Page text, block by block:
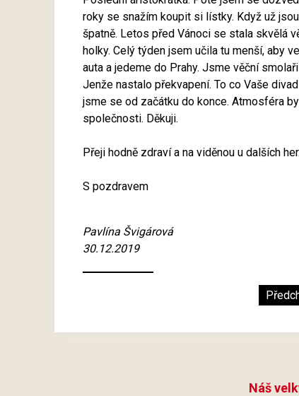
roky se snažím koupit si lístky. Když už
špatně. Letos před Vánoci se stala skvělá
holky. Celý týden jsem učila tu menší, aby
auta a jedeme do Prahy. Jsme věční
Jenže nastalo překvapení. To co Vaše
jsme se od začátku do konce. Atmosféra
společnosti. Děkuji.
Přeji hodně zdraví a na viděnou u dalších her.
S pozdravem
Pavlína Švigárová
30.12.2019
Náš